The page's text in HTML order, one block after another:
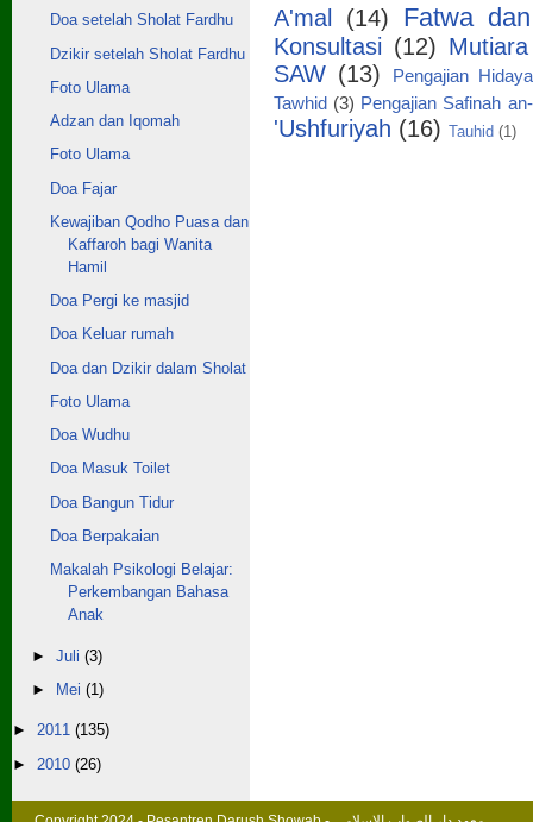
Doa setelah Sholat Fardhu
Dzikir setelah Sholat Fardhu
Foto Ulama
Adzan dan Iqomah
Foto Ulama
Doa Fajar
Kewajiban Qodho Puasa dan
Kaffaroh bagi Wanita
Hamil
Doa Pergi ke masjid
Doa Keluar rumah
Doa dan Dzikir dalam Sholat
Foto Ulama
Doa Wudhu
Doa Masuk Toilet
Doa Bangun Tidur
Doa Berpakaian
Makalah Psikologi Belajar:
Perkembangan Bahasa
Anak
► Juli (3)
►
Mei (1)
► 2011 (135)
► 2010 (26)
A'mal (14) Fatwa
Konsultasi (12)
SAW (13)
Pengajian
Tawhid (3) Pengajian Safinah
'Ushfuriyah (16) Tauhid (1)